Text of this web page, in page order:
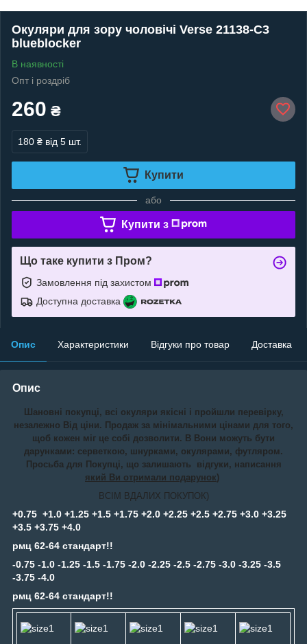
Окуляри для зору чоловічі Verse 21138-C3
blueblocker
В наявності
Опт і роздріб
260 ₴
180 ₴ від 5 шт.
Купити
або
Купити з
Що таке купити з Пром?
Замовлення під захистом
Доступна доставка
Опис Характеристики Відгуки про товар Доставка
Опис
Шановні покупці, всі окуляри якісні і пройшли перевірку,
незалежно Від ціни. Продаж за мінімальними цінами для того,
щоб кожен міг це собі дозволити. В Вони можуть бути
дарунками: серветкою, шнурками, окулярами, футляром.
Просьба для Покупці, що залишають відгуки, написання
який Ви отримали подарунок)
ВСІМ ВДАЛИХ ПОКУПОК)
+0.75 +1.0 +1.25 +1.5 +1.75 +2.0 +2.25 +2.5 +2.75 +3.0 +3.25
+3.5 +3.75 +4.0
рмц 62-64 стандарт!!
-0.75 -1.0 -1.25 -1.5 -1.75 -2.0 -2.25 -2.5 -2.75 -3.0 -3.25 -3.5
-3.75 -4.0
рмц 62-64 стандарт!!